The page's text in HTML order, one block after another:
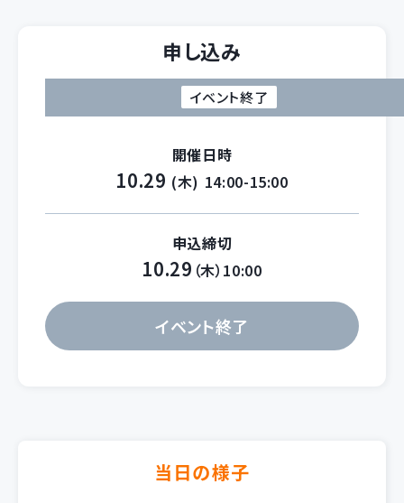
申し込み
イベント終了
開催日時
10.29 (木) 14:00-15:00
申込締切
10.29 （木）10:00
イベント終了
当日の様子